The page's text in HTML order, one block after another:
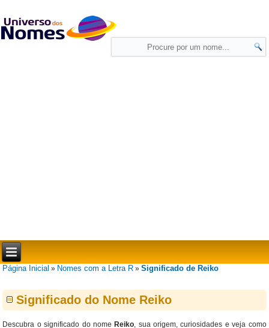
Página Inicial » Nomes com a Letra R »Significado de Reiko
Significado do Nome Reiko
Descubra o significado do nome Reiko, sua origem, curiosidades e veja como